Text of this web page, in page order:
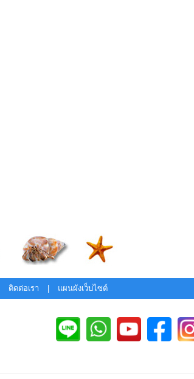
ติดต่อเรา แผนผังเว็บไซต์